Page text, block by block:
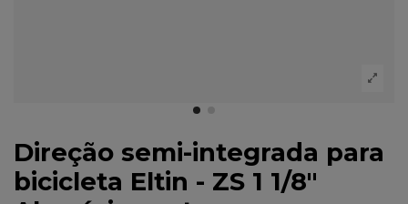
Direção semi-integrada para
bicicleta Eltin - ZS 1 1/8"